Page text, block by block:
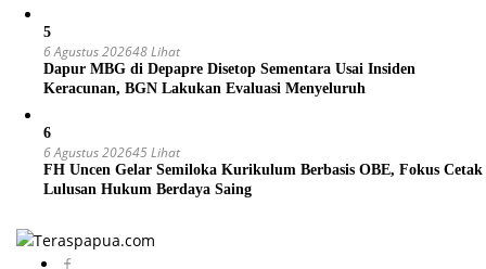
5
6 Agustus 202648 Lihat
Dapur MBG di Depapre Disetop Sementara Usai Insiden
Keracunan, BGN Lakukan Evaluasi Menyeluruh
6
6 Agustus 202645 Lihat
FH Uncen Gelar Semiloka Kurikulum Berbasis OBE, Fokus Cetak
Lulusan Hukum Berdaya Saing